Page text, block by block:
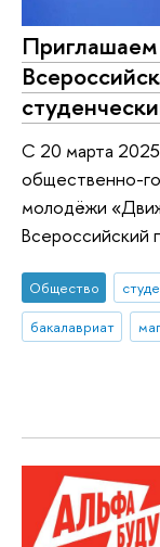
Приглашаем
С 20 марта
общественно-
молодёжи
Всероссийский
Общество
бакалавриат